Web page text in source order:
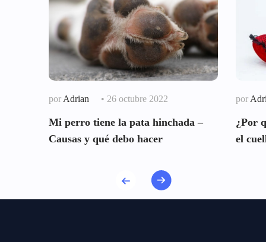
por Adrian • 26 octubre 2022
Mi perro tiene la pata hinchada –
Causas y qué debo hacer
por
¿Por
el